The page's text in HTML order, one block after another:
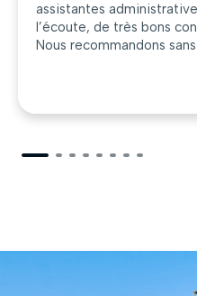
assistantes
l’écoute, de très bons
Nous recommandons